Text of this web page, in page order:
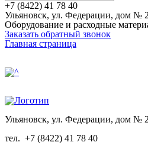
+7 (8422) 41 78 40
Ульяновск, ул. Федерации, дом №
Оборудование и расходные
Заказать обратный звонок
Главная страница
Ульяновск, ул. Федерации, дом №
тел. +7 (8422) 41 78 40